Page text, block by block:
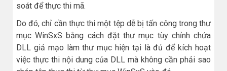
soát để thực thi mã.
Do đó, chỉ cần thực thi một tệp dễ bị tấn công trong thư
mục WinSxS bằng cách đặt thư mục tùy chỉnh chứa
DLL giả mạo làm thư mục hiện tại là đủ để kích hoạt
việc thực thi nội dung của DLL mà không cần phải sao